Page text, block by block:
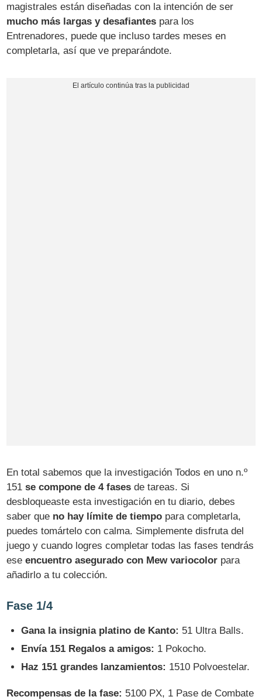
magistrales están diseñadas con la intención de ser
mucho más largas y desafiantes para los
Entrenadores, puede que incluso tardes meses en
completarla, así que ve preparándote.
En total sabemos que la investigación Todos en uno n.º
151se compone de 4 fases de tareas. Si
desbloqueaste esta investigación en tu diario, debes
saber que no hay límite de tiempo para completarla,
puedes tomártelo con calma. Simplemente disfruta del
juego y cuando logres completar todas las fases tendrás
eseencuentro asegurado con Mew variocolor para
añadirlo a tu colección.
Fase 1/4
Gana la insignia platino de Kanto: 51 Ultra Balls.
Envía 151 Regalos a amigos: 1 Pokocho.
Haz 151 grandes lanzamientos: 1510 Polvoestelar.
Recompensas de la fase: 5100 PX, 1 Pase de Combate